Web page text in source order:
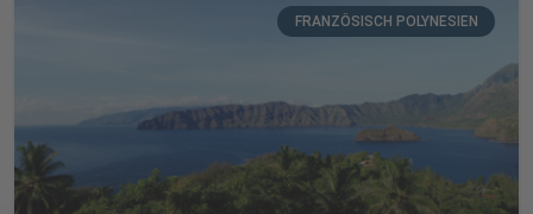
FRANZÖSISCH POLYNESIEN